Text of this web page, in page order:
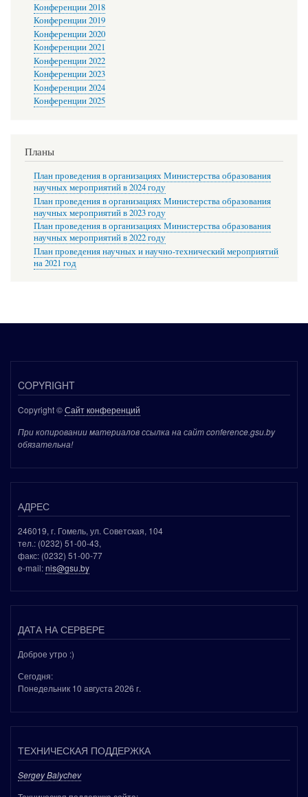
Конференции 2018
Конференции 2019
Конференции 2020
Конференции 2021
Конференции 2022
Конференции 2023
Конференции 2024
Конференции 2025
Планы
План проведения в организациях Министерства образования
научных мероприятий в 2024 году
План проведения в организациях Министерства образования
научных мероприятий в 2023 году
План проведения в организациях Министерства образования
научных мероприятий в 2022 году
План проведения научных и научно-технический мероприятий
на 2021 год
COPYRIGHT
Copyright ©Сайт конференций
При копировании материалов ссылка на сайт conference.gsu.by
обязательна!
АДРЕС
246019, г. Гомель, ул. Советская, 104
тел.: (0232) 51-00-43,
факс: (0232) 51-00-77
e-mail:nis@gsu.by
ДАТА НА СЕРВЕРЕ
Доброе утро :)
Сегодня:
Понедельник 10 августа 2026 г.
ТЕХНИЧЕСКАЯ ПОДДЕРЖКА
Sergey Balychev